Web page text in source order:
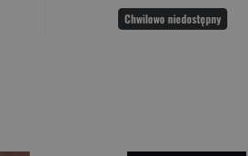
Chwilowo niedostępny